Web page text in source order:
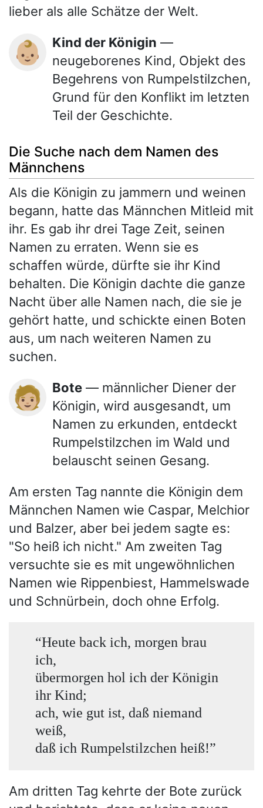
lieber als alle Schätze der Welt.
👶🏼 Kind der Königin —
neugeborenes Kind, Objekt des
Begehrens von Rumpelstilzchen,
Grund für den Konflikt im letzten
Teil der Geschichte.
Die Suche nach dem Namen des
Männchens
Als die Königin zu jammern und weinen
begann, hatte das Männchen Mitleid mit
ihr. Es gab ihr drei Tage Zeit, seinen
Namen zu erraten. Wenn sie es
schaffen würde, dürfte sie ihr Kind
behalten. Die Königin dachte die ganze
Nacht über alle Namen nach, die sie je
gehört hatte, und schickte einen Boten
aus, um nach weiteren Namen zu
suchen.
🧑🏼 Bote — männlicher Diener der
Königin, wird ausgesandt, um
Namen zu erkunden, entdeckt
Rumpelstilzchen im Wald und
belauscht seinen Gesang.
Am ersten Tag nannte die Königin dem
Männchen Namen wie Caspar, Melchior
und Balzer, aber bei jedem sagte es:
"So heiß ich nicht." Am zweiten Tag
versuchte sie es mit ungewöhnlichen
Namen wie Rippenbiest, Hammelswade
und Schnürbein, doch ohne Erfolg.
“Heute back ich, morgen brau
ich,
übermorgen hol ich der Königin
ihr Kind;
ach, wie gut ist, daß niemand
weiß,
daß ich Rumpelstilzchen heiß!”
Am dritten Tag kehrte der Bote zurück